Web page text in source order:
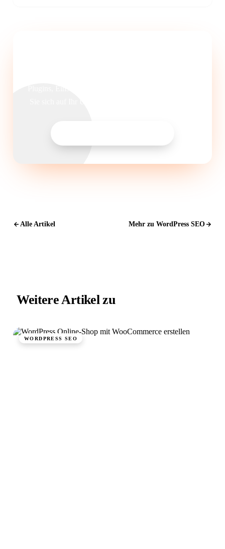
Alle Artikel Mehr zu WordPress SEO
Weitere Artikel zu
WORDPRESS SEO
Mehr Sichtbarkeit und Anfragen